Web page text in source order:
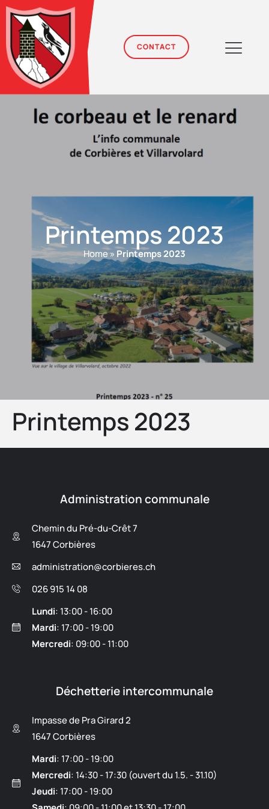
CONTACT
Printemps 2023
Home» Printemps 2023
Printemps 2023
Administration communale
Chemin du Pré-du-Crêt 7
1647 Corbières
administration@corbieres.ch
026 915 14 08
Lundi: 13:00 - 16:00
Mardi: 17:00 - 19:00
Mercredi: 09:00 - 11:00
Déchetterie intercommunale
Impasse de Pra Girard 2
1647 Corbières
Mardi: 17:00 - 19:00
Mercredi: 14:30 - 17:30 (ouvert du 1.5. - 31.10)
Jeudi: 17:00 - 19:00